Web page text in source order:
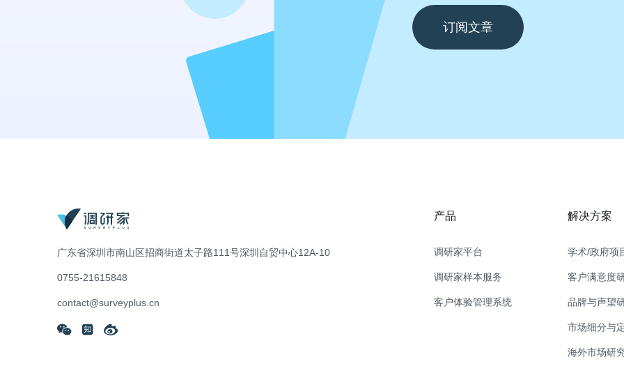
订阅文章
广东省深圳市南山区招商街道太子路111号深圳自贸中心12A-10
0755-21615848
contact@surveyplus.cn
产品
调研家平台
调研家样本服务
客户体验管理系统
解决方案
学术/政府项
客户满意度
品牌与声望
市场细分与
海外市场研